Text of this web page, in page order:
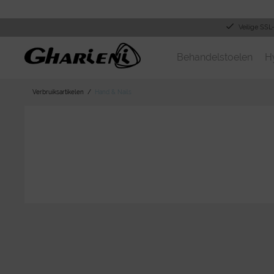
Veilige
Behandelstoelen
Verbruiksartikelen